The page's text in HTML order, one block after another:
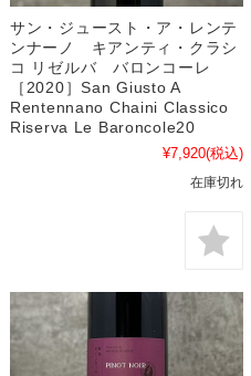
サン・ジュースト・ア・レンテ
ンナーノ キアンティ・クラシ
コ リゼルバ バロンコーレ
［2020］San Giusto A
Rentennano Chaini Classico
Riserva Le Baroncole20
¥7,920(税込)
在庫切れ